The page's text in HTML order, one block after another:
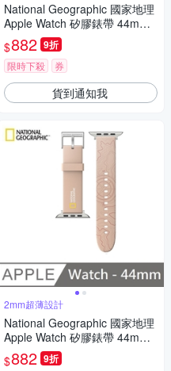
National Geographic 國家地理
Apple Watch 矽膠錶帶 44mm -
綠色
$882 9折
限時下殺 券
貨到通知我
2mm超薄設計
National Geographic 國家地理
Apple Watch 矽膠錶帶 44mm -
粉色
$882 9折